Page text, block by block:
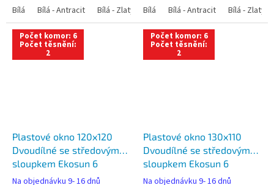
Bílá Bílá - Antracit Bílá - Zlatý dub Bílá - Tmavý dub Bílá -
Bílá Bílá - Antracit Bílá - Zlatý
Počet komor: 6
Počet těsnění:
2
Plastové okno 120x120
Dvoudílné se středovým
sloupkem Ekosun 6
Na objednávku 9- 16 dnů
Počet komor: 6
Počet těsnění:
2
Plastové okno 130x110
Dvoudílné se středovým
sloupkem Ekosun 6
Na objednávku 9- 16 dnů